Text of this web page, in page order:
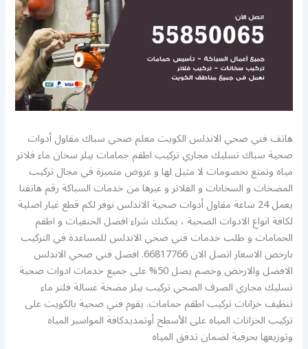
هاتف فني صحي الاندلس الكويت معلم صحي سباك مقاول أدوات
صحية سباك تسليك مجاري تركيب اطقم جمامات بيلر سخان ماء فلاتر
مياه وتمتع بخصومات لا مثيل لها و عروض متميزة في مجال تركيب
المضخات و السخانات و الفلاتر و غيرها من خدمات السباكة رقم هاتفنا
يعمل 24 ساعة مقاول أدوات صحية الاندلس نوفر لكم قطع غيار اصلية
لكافة انواع الادوات الصحية ، يمكنك شراء افضل الحنفيات و اطقم
الحمامات و طلب خدمات فني صحي الاندلس للمساعدة في التركيب
بارخص الاسعار اتصل الان 66817766. افضل فني صحي الاندلس
الافضل والارخض وخصم يصل 50% على جميع خدمات ادوات صحية
تسليك مجاري الصرف الصحي تركيب بيلر مضخة عسالة فلتر ماء
تنظيف خزانات تركيب اطقم حمامات. يقوم فني صحية بالكويت على
تركيب الخزانات المياه على الأسطح أوتمديدكافة المواسير المياه
وتوزيعها بحرفية لضمان تدفق المياه